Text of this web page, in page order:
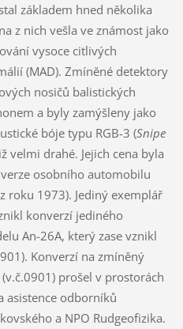
základem hned několika
z nich vešla ve známost jako
vysoce citlivých
(MAD). Zmíněné detektory
nosičů balistických
a byly zamýšleny jako
bóje typu RGB-3 (Snipe
velmi drahé. Jejich cena byla
osobního automobilu
roku 1973). Jediný exemplář
konverzí jediného
An-26A, který zase vznikl
Konverzí na zmíněný
prošel v prostorách
asistence odborníků
a NPO Rudgeofizika.